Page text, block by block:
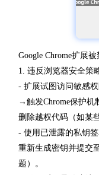
Google Chrome扩展
1. 违反浏览器安全策
- 扩展试图访问敏感
→触发Chrome保护
删除越权代码（如某
- 使用已泄露的私钥
重新生成密钥并提交
题）。